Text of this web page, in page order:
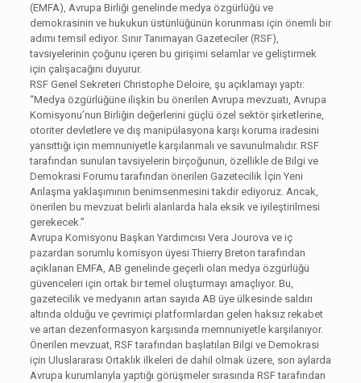
(EMFA), Avrupa Birliği genelinde medya özgürlüğü ve
demokrasinin ve hukukun üstünlüğünün korunması için önemli bir
adımı temsil ediyor. Sınır Tanımayan Gazeteciler (RSF),
tavsiyelerinin çoğunu içeren bu girişimi selamlar ve geliştirmek
için çalışacağını duyurur.
RSF Genel Sekreteri Christophe Deloire, şu açıklamayı yaptı:
“Medya özgürlüğüne ilişkin bu önerilen Avrupa mevzuatı, Avrupa
Komisyonu’nun Birliğin değerlerini güçlü özel sektör şirketlerine,
otoriter devletlere ve dış manipülasyona karşı koruma iradesini
yansıttığı için memnuniyetle karşılanmalı ve savunulmalıdır. RSF
tarafından sunulan tavsiyelerin birçoğunun, özellikle de Bilgi ve
Demokrasi Forumu tarafından önerilen Gazetecilik İçin Yeni
Anlaşma yaklaşımının benimsenmesini takdir ediyoruz. Ancak,
önerilen bu mevzuat belirli alanlarda hala eksik ve iyileştirilmesi
gerekecek.”
Avrupa Komisyonu Başkan Yardımcısı Vera Jourova ve iç
pazardan sorumlu komisyon üyesi Thierry Breton tarafından
açıklanan EMFA, AB genelinde geçerli olan medya özgürlüğü
güvenceleri için ortak bir temel oluşturmayı amaçlıyor. Bu,
gazetecilik ve medyanın artan sayıda AB üye ülkesinde saldırı
altında olduğu ve çevrimiçi platformlardan gelen haksız rekabet
ve artan dezenformasyon karşısında memnuniyetle karşılanıyor.
Önerilen mevzuat, RSF tarafından başlatılan Bilgi ve Demokrasi
için Uluslararası Ortaklık ilkeleri de dahil olmak üzere, son aylarda
Avrupa kurumlarıyla yaptığı görüşmeler sırasında RSF tarafından